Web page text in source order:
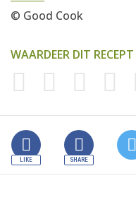
© Good Cook
WAARDEER DIT RECEPT